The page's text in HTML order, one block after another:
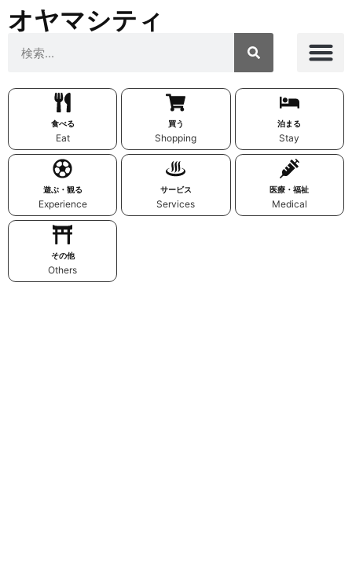
オヤマシティ
食べる
Eat
買う
Shopping
泊まる
Stay
遊ぶ・観る
Experience
サービス
Services
医療・福祉
Medical
その他
Others